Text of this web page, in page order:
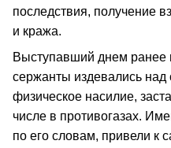
последствия, получение
и кража.
Выступавший днем ранее
сержанты издевались
физическое насилие,
числе в противогазах.
по его словам, привели к